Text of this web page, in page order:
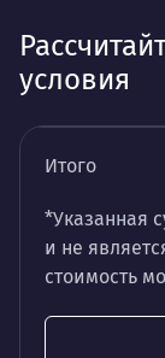
условия
Итого
*Указанная
и не
стоимость